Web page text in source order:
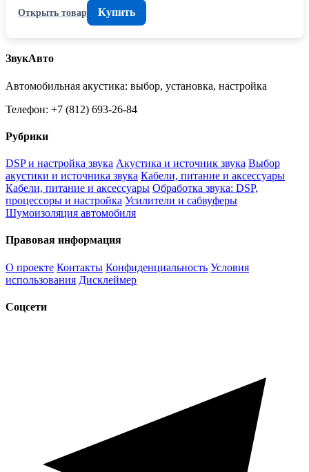
Открыть товар
Купить
ЗвукАвто
Автомобильная акустика: выбор, установка, настройка
Телефон: +7 (812) 693-26-84
Рубрики
DSP и настройка звука Акустика и источник звука Выбор
акустики и источника звука Кабели, питание и аксессуары
Кабели, питание и аксессуары Обработка звука: DSP,
процессоры и настройка Усилители и сабвуферы
Шумоизоляция автомобиля
Правовая информация
О проекте Контакты Конфиденциальность Условия
использования Дисклеймер
Соцсети